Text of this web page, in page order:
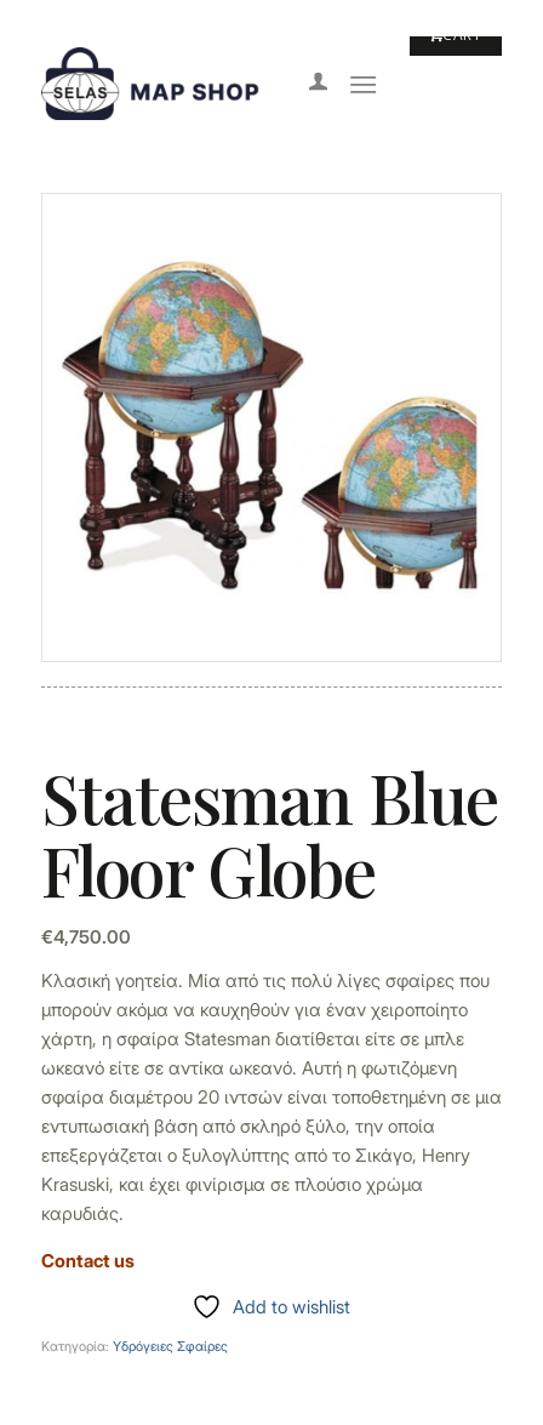
Statesman Blue
Floor Globe
€4,750.00
Κλασική γοητεία. Μία από τις πολύ λίγες σφαίρες που
μπορούν ακόμα να καυχηθούν για έναν χειροποίητο
χάρτη, η σφαίρα Statesman διατίθεται είτε σε μπλε
ωκεανό είτε σε αντίκα ωκεανό. Αυτή η φωτιζόμενη
σφαίρα διαμέτρου 20 ιντσών είναι τοποθετημένη σε μια
εντυπωσιακή βάση από σκληρό ξύλο, την οποία
επεξεργάζεται ο ξυλογλύπτης από το Σικάγο, Henry
Krasuski, και έχει φινίρισμα σε πλούσιο χρώμα
καρυδιάς.
Contact us
Add to wishlist
Κατηγορία: Υδρόγειες Σφαίρες